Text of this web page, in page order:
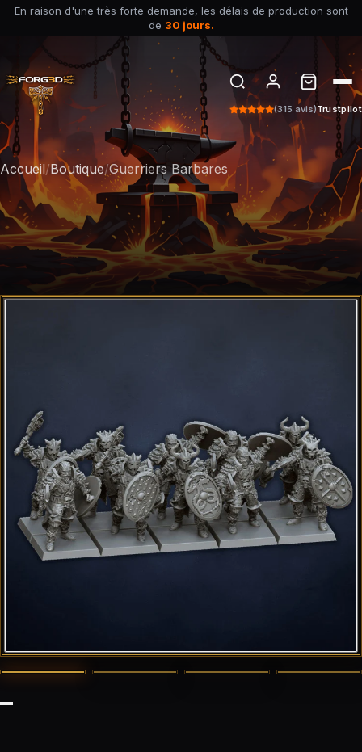
En raison d'une très forte demande, les délais de production sont
de 30 jours.
(315 avis)Trustpilot
Accueil/Boutique/Guerriers Barbares